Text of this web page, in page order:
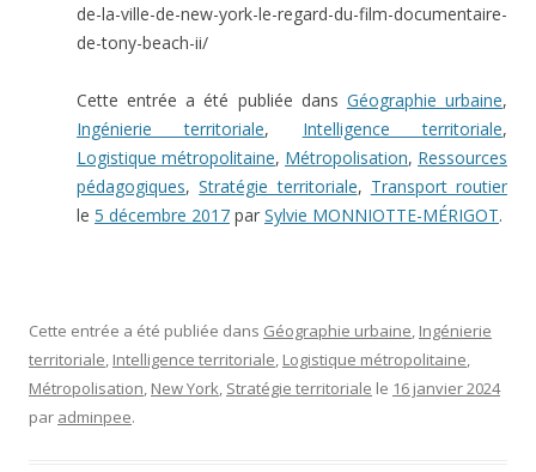
de-la-ville-de-new-york-le-regard-du-film-documentaire-
de-tony-beach-ii/
Cette entrée a été publiée dans Géographie urbaine,
Ingénierie territoriale, Intelligence territoriale,
Logistique métropolitaine, Métropolisation, Ressources
pédagogiques,Stratégie territoriale, Transport routier
le 5 décembre 2017 par Sylvie MONNIOTTE-MÉRIGOT.
Cette entrée a été publiée dans Géographie urbaine, Ingénierie
territoriale, Intelligence territoriale, Logistique métropolitaine,
Métropolisation, New York, Stratégie territoriale le 16 janvier 2024
par adminpee.